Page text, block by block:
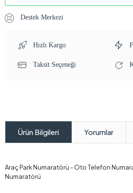
Destek Merkezi
Hızlı Kargo
Taksit Seçeneği
Ürün Bilgileri Yorumlar
Araç Park Numaratörü - Oto Telefon
Numaratörü